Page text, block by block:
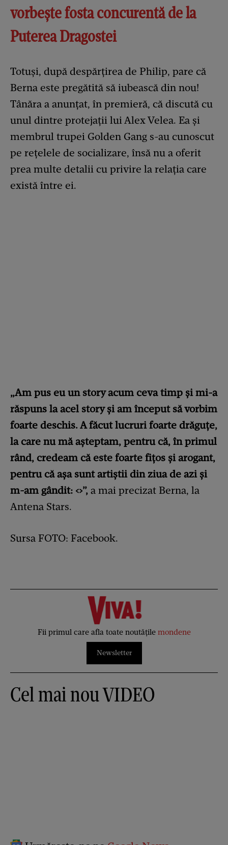
vorbește fosta concurentă de la
Puterea Dragostei
Totuși, după despărțirea de Philip, pare că
Berna este pregătită să iubească din nou!
Tânăra a anunțat, în premieră, că discută cu
unul dintre protejații lui Alex Velea. Ea și
membrul trupei Golden Gang s-au cunoscut
pe rețelele de socializare, însă nu a oferit
prea multe detalii cu privire la relația care
există între ei.
„Am pus eu un story acum ceva timp și mi-a
răspuns la acel story și am început să vorbim
foarte deschis. A făcut lucruri foarte drăguțe,
la care nu mă așteptam, pentru că, în primul
rând, credeam că este foarte fițos și arogant,
pentru că așa sunt artiștii din ziua de azi și
m-am gândit: <>”, a mai precizat Berna, la
Antena Stars.
Sursa FOTO: Facebook.
Fii primul care afla toate noutățile mondene
Newsletter
Cel mai nou VIDEO